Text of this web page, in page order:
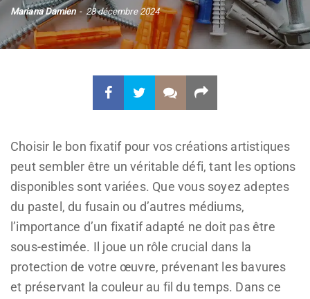
Mariana Damien 28 décembre 2024
Choisir le bon fixatif pour vos créations artistiques
peut sembler être un véritable défi, tant les options
disponibles sont variées. Que vous soyez adeptes
du pastel, du fusain ou d’autres médiums,
l’importance d’un fixatif adapté ne doit pas être
sous-estimée. Il joue un rôle crucial dans la
protection de votre œuvre, prévenant les bavures
et préservant la couleur au fil du temps. Dans ce